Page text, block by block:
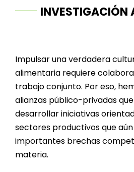
INVESTIGACIÓN
Impulsar una verdadera
alimentaria requiere
trabajo conjunto. Por eso,
alianzas público-privadas
desarrollar iniciativas
sectores productivos que
importantes brechas
materia.